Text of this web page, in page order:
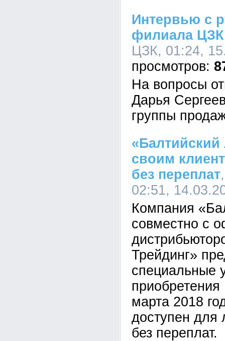
Интервью с
филиала
ЦЗК, 01:24,
На вопросы
Дарья
группы
«Балтийский
своим
без переплат
02:51,
Компания
совместно с
Трейдинг»
специальные
марта 2018
доступен для
без переплат.